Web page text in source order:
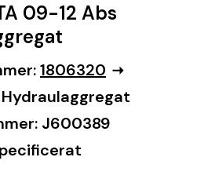
09-12 Abs
1806320
J600389